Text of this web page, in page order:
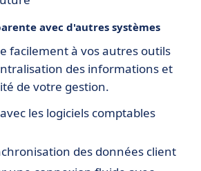
avec d'autres systèmes
facilement à vos autres outils
des informations et
de votre gestion.
les logiciels comptables
des données client